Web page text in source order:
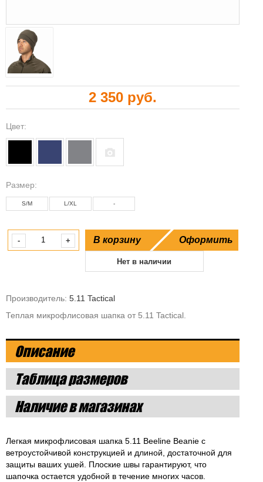
2 350 руб.
Цвет:
Рaзмер:
S/M L/XL -
- + В корзину Оформить
Нет в наличии
Производитель: 5.11 Tactical
Теплая микрофлисовая шапка от 5.11 Tactical.
Описание
Таблица размеров
Наличие в магазинах
Легкая микрофлисовая шапка 5.11 Beeline Beanie с
ветроустойчивой конструкцией и длиной, достаточной для
защиты ваших ушей. Плоские швы гарантируют, что
шапочка остается удобной в течение многих часов.